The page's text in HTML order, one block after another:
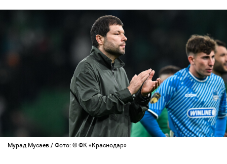
Мурад Мусаев / Фото: © ФК «Краснодар»